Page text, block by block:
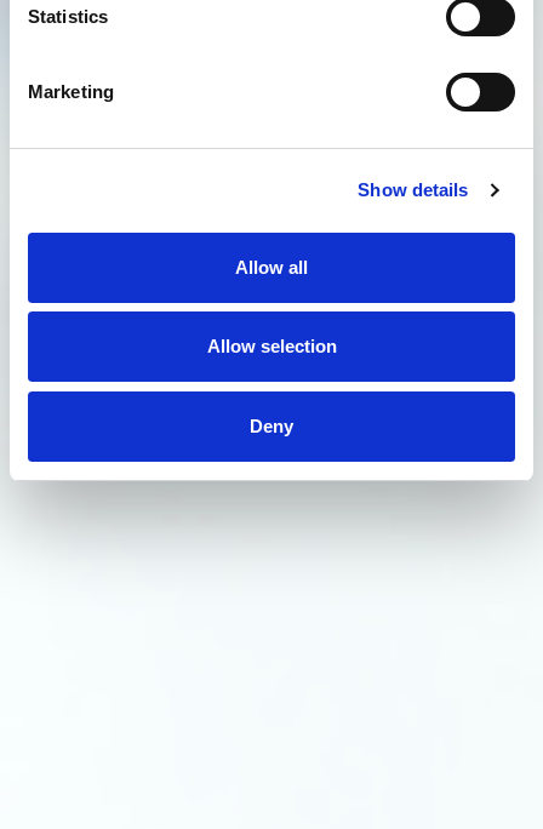
Statistics
Marketing
Show details
Allow all
Allow selection
Deny